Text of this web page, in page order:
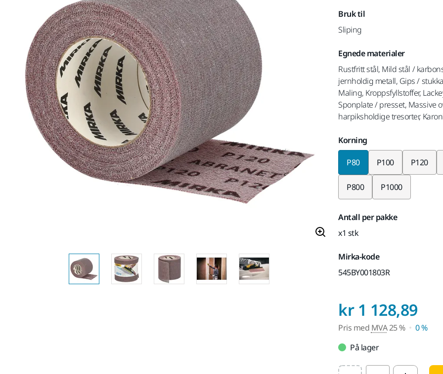
Bruk til
Sliping
Egnede materialer
Rustfritt stål, Mild stål /
jernholdig metall, Gips /
Maling, Kroppsfyllstoffer,
Sponplate / presset, Massive
harpiksholdige tresorter,
Korning
P80 P100 P120
P800 P1000
Antall per pakke
x1 stk
Mirka-kode
545BY001803R
kr 1 128,89
Pris med MVA25 %
0 %
På lager